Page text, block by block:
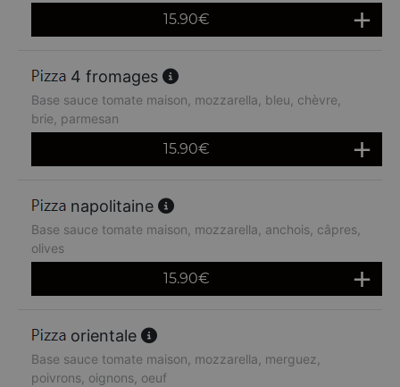
15.90€
4 fromages
Base sauce tomate maison, mozzarella, bleu, chèvre,
brie, parmesan
15.90€
napolitaine
Base sauce tomate maison, mozzarella, anchois, câpres,
olives
15.90€
orientale
Base sauce tomate maison, mozzarella, merguez,
poivrons, oignons, oeuf